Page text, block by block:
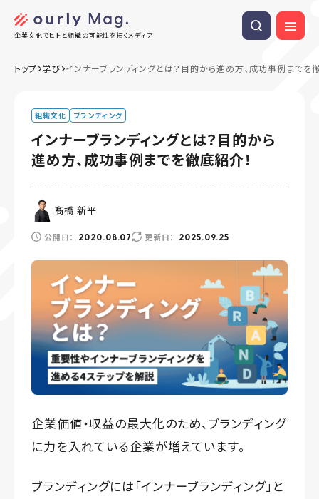
企業文化でヒトと組織の可能性を拓くメディア
トップ 学び インナーブランディングとは？目的から進め方、成功事例までを
組織文化 ブランディング
インナーブランディングとは？目的から
進め方、成功事例までを徹底紹介！
髙橋 新平
公開日： 2020.08.07 更新日： 2025.09.25
企業価値・収益の最大化のため、ブランディング
に力を入れている企業が増えています。
ブランディングには「インナーブランディング」と